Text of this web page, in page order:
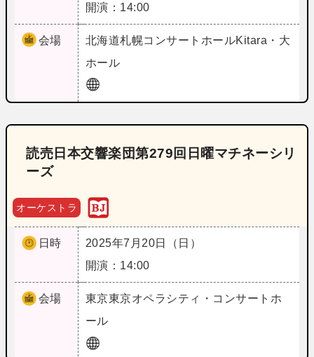
開演：14:00
会場 北海道札幌コンサートホールKitara・大
ホール
読売日本交響楽団第279回日曜マチネーシリ
ーズ
オーケストラ
日時
2025年7月20日（日）
開演：14:00
会場 東京東京オペラシティ・コンサートホ
ール